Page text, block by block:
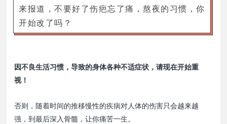
来报道，不要好了伤疤忘了痛，熬夜的习惯，你
开始改了吗？
因不良生活习惯，导致的身体各种不适症状，请现在开始重
视！
否则，随着时间的推移慢性的疾病对人体的伤害只会越来越
强，到最后深入骨髓，让你痛苦一生。